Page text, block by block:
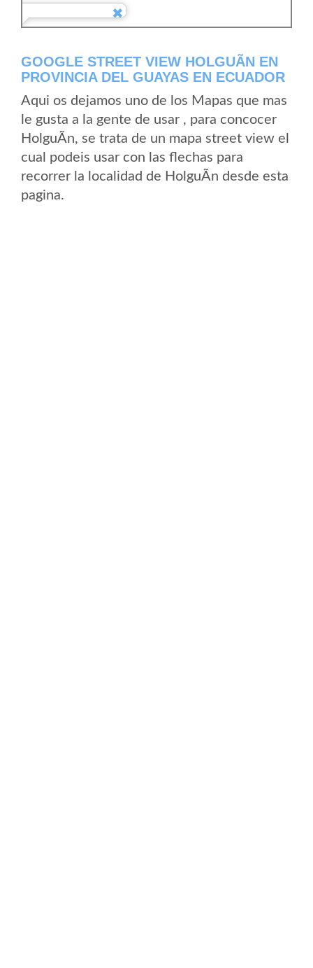
GOOGLE STREET VIEW HOLGUÃ­N EN
PROVINCIA DEL GUAYAS EN ECUADOR
Aqui os dejamos uno de los Mapas que mas
le gusta a la gente de usar , para concocer
HolguÃ­n, se trata de un mapa street view el
cual podeis usar con las flechas para
recorrer la localidad de HolguÃ­n desde esta
pagina.